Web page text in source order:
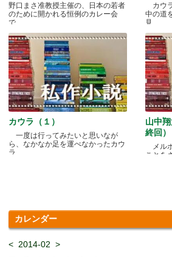
野口まさ准教授主催の、日本の若者
のために開かれる恒例のカレー会
で.....
カウ
中の道
見.....
カウラ（１）
一度は行ってみたいと思いなが
ら、なかなか足を運べなかったカウ
ラ.....
山中
終回）
メル
ことを
カレンダー
< 2014-02 >